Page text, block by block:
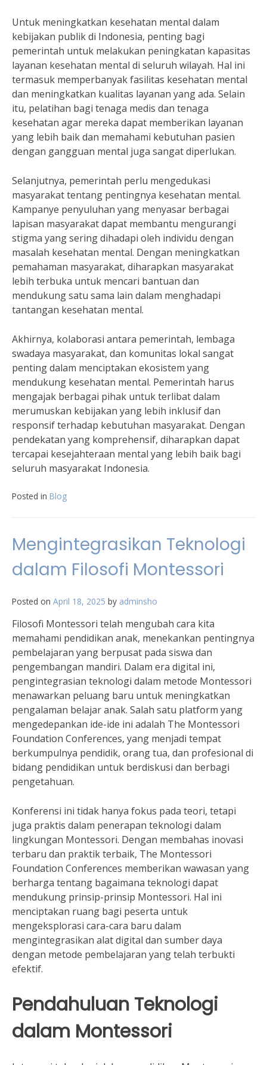
Untuk meningkatkan kesehatan mental dalam
kebijakan publik di Indonesia, penting bagi
pemerintah untuk melakukan peningkatan kapasitas
layanan kesehatan mental di seluruh wilayah. Hal ini
termasuk memperbanyak fasilitas kesehatan mental
dan meningkatkan kualitas layanan yang ada. Selain
itu, pelatihan bagi tenaga medis dan tenaga
kesehatan agar mereka dapat memberikan layanan
yang lebih baik dan memahami kebutuhan pasien
dengan gangguan mental juga sangat diperlukan.
Selanjutnya, pemerintah perlu mengedukasi
masyarakat tentang pentingnya kesehatan mental.
Kampanye penyuluhan yang menyasar berbagai
lapisan masyarakat dapat membantu mengurangi
stigma yang sering dihadapi oleh individu dengan
masalah kesehatan mental. Dengan meningkatkan
pemahaman masyarakat, diharapkan masyarakat
lebih terbuka untuk mencari bantuan dan
mendukung satu sama lain dalam menghadapi
tantangan kesehatan mental.
Akhirnya, kolaborasi antara pemerintah, lembaga
swadaya masyarakat, dan komunitas lokal sangat
penting dalam menciptakan ekosistem yang
mendukung kesehatan mental. Pemerintah harus
mengajak berbagai pihak untuk terlibat dalam
merumuskan kebijakan yang lebih inklusif dan
responsif terhadap kebutuhan masyarakat. Dengan
pendekatan yang komprehensif, diharapkan dapat
tercapai kesejahteraan mental yang lebih baik bagi
seluruh masyarakat Indonesia.
Posted in Blog
Mengintegrasikan Teknologi
dalam Filosofi Montessori
Posted on April 18, 2025 by adminsho
Filosofi Montessori telah mengubah cara kita
memahami pendidikan anak, menekankan pentingnya
pembelajaran yang berpusat pada siswa dan
pengembangan mandiri. Dalam era digital ini,
pengintegrasian teknologi dalam metode Montessori
menawarkan peluang baru untuk meningkatkan
pengalaman belajar anak. Salah satu platform yang
mengedepankan ide-ide ini adalah The Montessori
Foundation Conferences, yang menjadi tempat
berkumpulnya pendidik, orang tua, dan profesional di
bidang pendidikan untuk berdiskusi dan berbagi
pengetahuan.
Konferensi ini tidak hanya fokus pada teori, tetapi
juga praktis dalam penerapan teknologi dalam
lingkungan Montessori. Dengan membahas inovasi
terbaru dan praktik terbaik, The Montessori
Foundation Conferences memberikan wawasan yang
berharga tentang bagaimana teknologi dapat
mendukung prinsip-prinsip Montessori. Hal ini
menciptakan ruang bagi peserta untuk
mengeksplorasi cara-cara baru dalam
mengintegrasikan alat digital dan sumber daya
dengan metode pembelajaran yang telah terbukti
efektif.
Pendahuluan Teknologi
dalam Montessori